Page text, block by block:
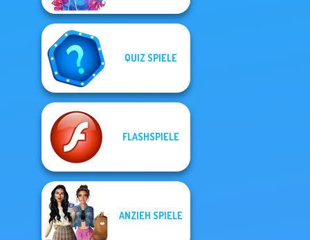
QUIZ SPIELE
FLASHSPIELE
ANZIEH SPIELE